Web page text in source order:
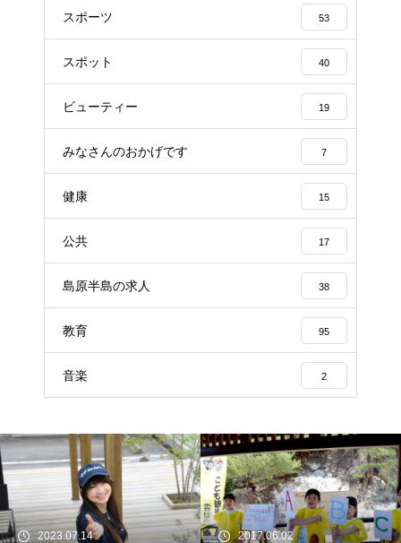
スポーツ 53
スポット 40
ビューティー 19
みなさんのおかげです 7
健康 15
公共 17
島原半島の求人 38
教育 95
音楽 2
2023.07.14 2017.06.02